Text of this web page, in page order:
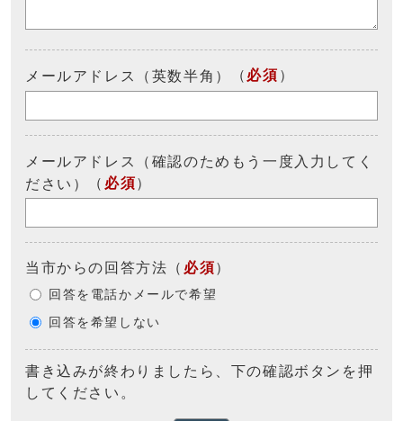
メールアドレス（英数半角） （ 必須 ）
メールアドレス（確認のためもう一度入力してく
ださい）
（ 必須）
当市からの回答方法 （ 必須）
回答を電話かメールで希望
回答を希望しない
書き込みが終わりましたら、下の確認ボタンを押
してください。